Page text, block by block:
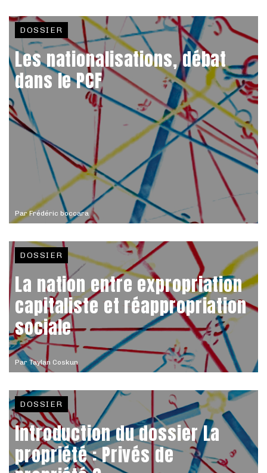
ParFrédéric boccara
DOSSIER
Les nationalisations, débat
dans le PCF
Par Taylan Coskun
DOSSIER
La nation entre expropriation
capitaliste et réappropriation
sociale
DOSSIER
Introduction du dossier La
propriété : Privés de